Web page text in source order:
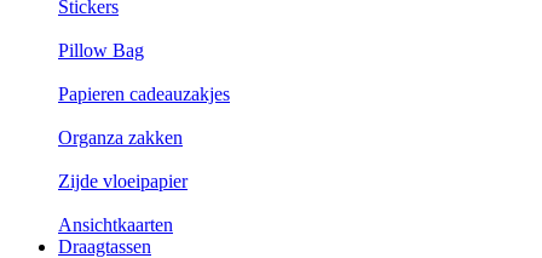
Stickers
Pillow Bag
Papieren cadeauzakjes
Organza zakken
Zijde vloeipapier
Ansichtkaarten
Draagtassen